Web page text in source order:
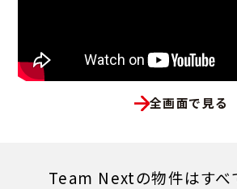
全画面で見る
Team Nextの物件はすべ